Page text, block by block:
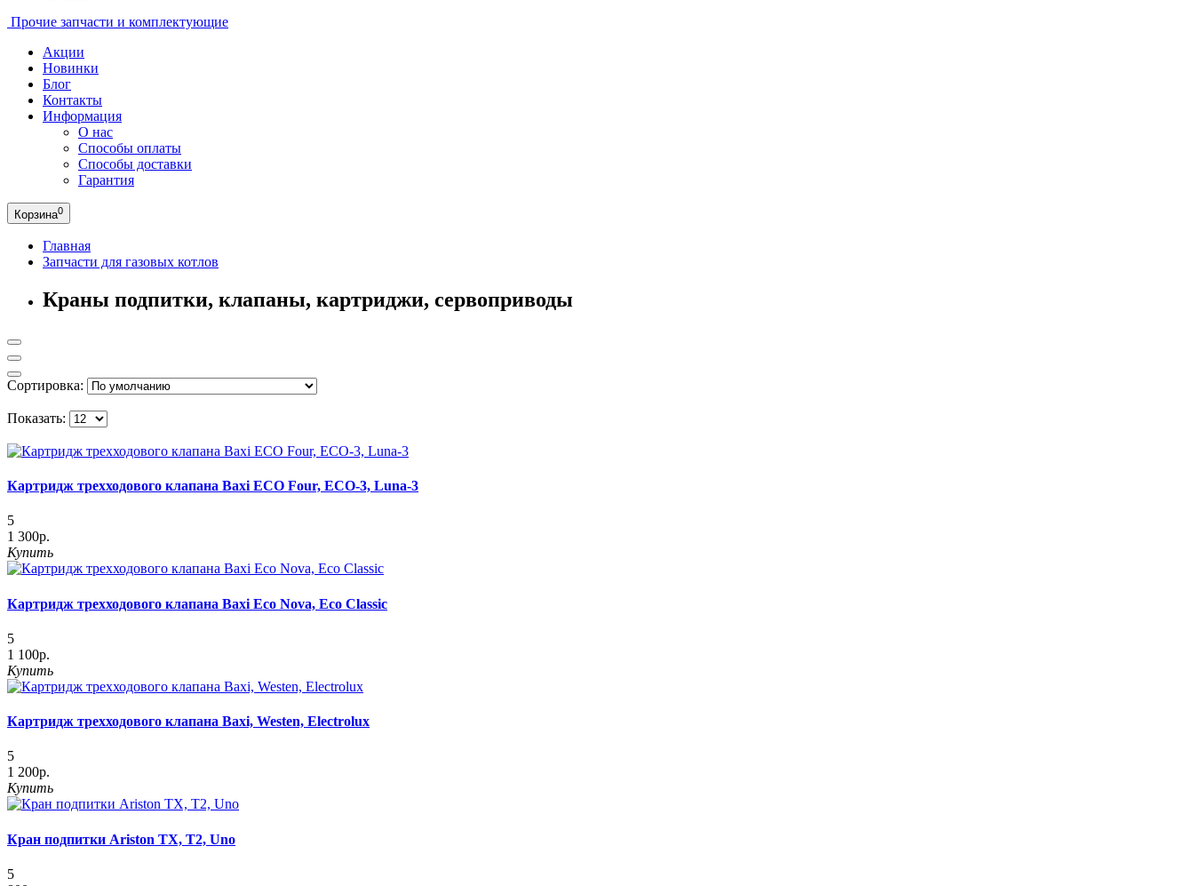
Прочие запчасти и комплектующие
Акции
Новинки
Блог
Контакты
Информация
О нас
Способы оплаты
Способы доставки
Гарантия
Корзина0
Главная
Запчасти для газовых котлов
Краны подпитки, клапаны, картриджи, сервоприводы
Сортировка:
Показать:
Картридж трехходового клапана Baxi ECO Four, ECO-3, Luna-3
5
1 300р.
Купить
Картридж трехходового клапана Baxi Eco Nova, Eco Classic
5
1 100р.
Купить
Картридж трехходового клапана Baxi, Westen, Electrolux
5
1 200р.
Купить
Кран подпитки Ariston TX, T2, Uno
5